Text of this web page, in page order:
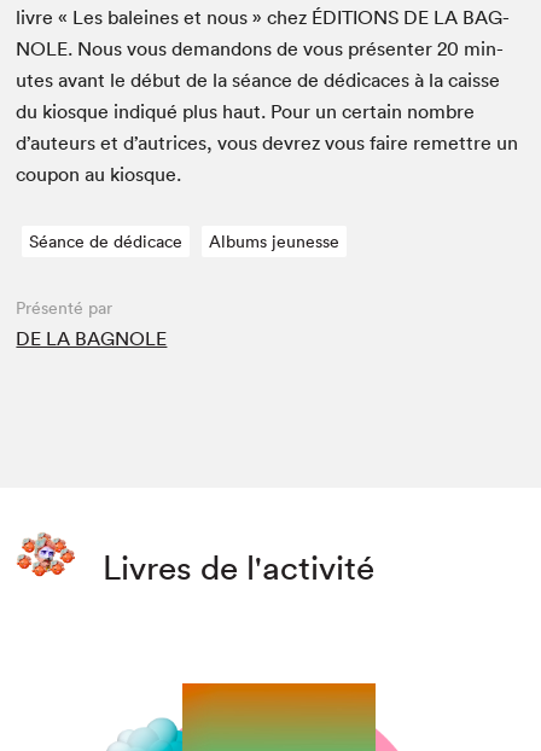
livre « Les baleines et nous » chez ÉDI­TIONS DE LA BAG­
NOLE. Nous vous deman­dons de vous présen­ter20 min­
utes avant le début de la séance de dédi­caces à la caisse
du kiosque indiqué plus haut. Pour un cer­tain nom­bre
d’auteurs et d’autrices, vous devrez vous faire remet­tre un
coupon au kiosque.
Séance de dédicace Albums jeunesse
Présenté par
DE LA BAGNOLE
Livres de l'activité